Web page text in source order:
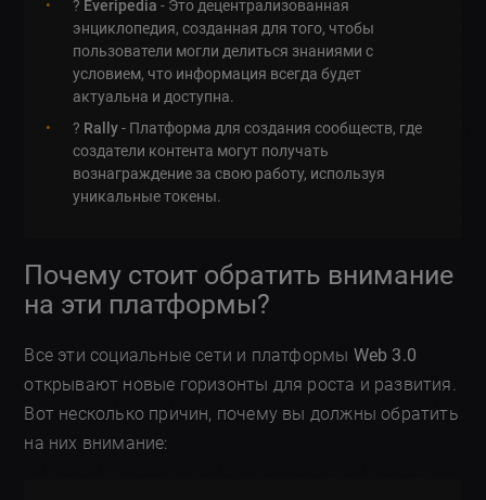
? Everipedia - Это децентрализованная
энциклопедия, созданная для того, чтобы
пользователи могли делиться знаниями с
условием, что информация всегда будет
актуальна и доступна.
?️ Rally- Платформа для создания сообществ, где
создатели контента могут получать
вознаграждение за свою работу, используя
уникальные токены.
Почему стоит обратить внимание
на эти платформы?
Все эти социальные сети и платформы Web 3.0
открывают новые горизонты для роста и развития.
Вот несколько причин, почему вы должны обратить
на них внимание: